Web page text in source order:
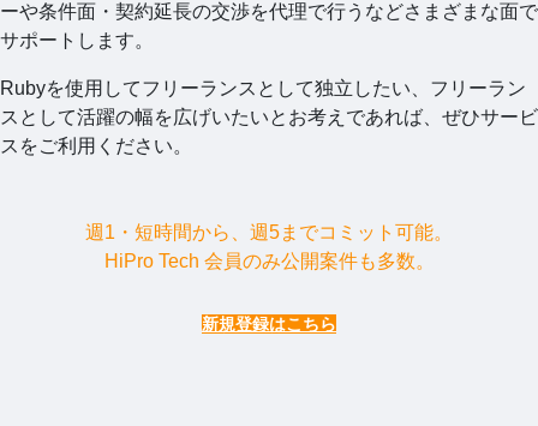
ーや条件面・契約延長の交渉を代理で行うなどさまざまな面で
サポートします。
Rubyを使用してフリーランスとして独立したい、フリーラン
スとして活躍の幅を広げいたいとお考えであれば、ぜひサービ
スをご利用ください。
週1・短時間から、週5までコミット可能。
HiPro Tech 会員のみ公開案件も多数。
新規登録はこちら